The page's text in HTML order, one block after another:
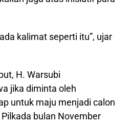
kalimat seperti itu”, ujar
H. Warsubi
jika diminta oleh
untuk maju menjadi calon
bulan November